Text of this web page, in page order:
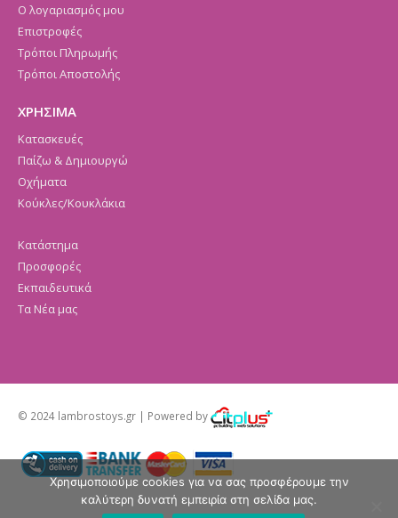
Ο λογαριασμός μου
Επιστροφές
Τρόποι Πληρωμής
Τρόποι Αποστολής
ΧΡΗΣΙΜΑ
Κατασκευές
Παίζω & Δημιουργώ
Οχήματα
Κούκλες/Κουκλάκια
Κατάστημα
Προσφορές
Εκπαιδευτικά
Τα Νέα μας
© 2024 lambrostoys.gr | Powered by
Χρησιμοποιούμε cookies για να σας προσφέρουμε την
καλύτερη δυνατή εμπειρία στη σελίδα μας.